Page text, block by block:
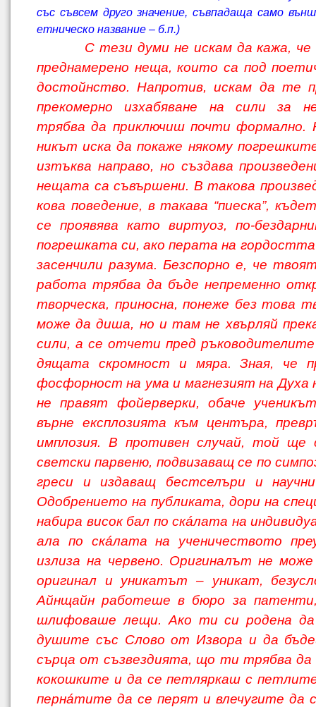
със съвсем друго значение, съвпадаща само
етническо наз­вание – б.п.)
С тези думи не искам да кажа, че
преднамерено неща, които са под
достойнство. Напротив, искам да те
прекомерно изхабяване на сили за
трябва да приключиш почти формално.
никът иска да покаже някому
изтъква направо, но създава
нещата са съвършени. В такова
кова поведение, в такава “пиеска”,
се проявява като виртуоз, по-
погрешката си, ако перата на
засенчили разума. Безспорно е, че
работа трябва да бъде непременно
творческа, приносна, понеже без това
може да диша, но и там не хвърляй
сили, а се отчети пред
дящата скромност и мяра. Зная, че
фосфорност на ума и магнезият на Духа
не правят фойерверки, обаче
върне експлозията към центъра,
имплозия. В противен случай, той ще
светски парвеню, подвизаващ се по
греси и издаващ бестселъри и
Одобрението на публиката, дори на
набира висок бал по скáлата на
ала по скáлата на ученичеството
излиза на червено. Оригиналът не
оригинал и уникатът – уникат,
Айнщайн работеше в бюро за
шлифоваше лещи. Ако ти си родена да
душите със Слово от Извора и да
сърца от съзвездията, що ти трябва да
кокошките и да се петляркаш с
пернáтите да се перят и влечугите да